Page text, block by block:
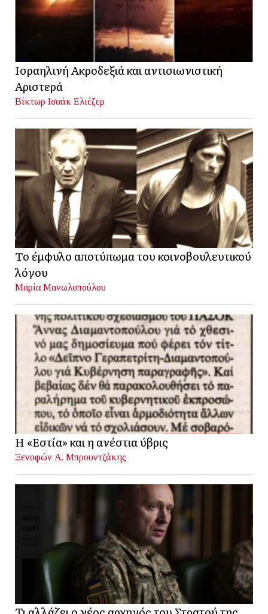
Ισραηλινή Ακροδεξιά και αντισιωνιστική
Αριστερά
Βίκτωρ Ισαάκ Ελιέζερ
Το έμφυλο αποτύπωμα του κοινοβουλευτικού
λόγου
Μαρία Μανωλοπούλου
Η «Εστία» και η ανέστια ύβρις
Ξενοφών Α. Μπρουντζάκης